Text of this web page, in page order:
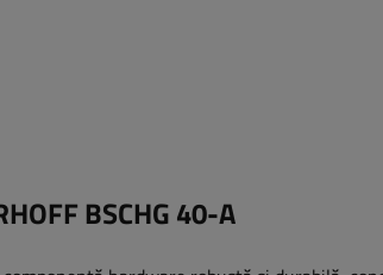
BSCHG 40-A